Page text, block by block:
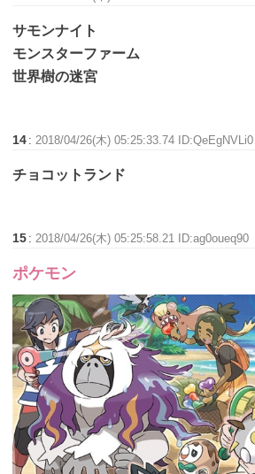
サモンナイト
モンスターファーム
世界樹の迷宮
14 : 2018/04/26(木) 05:25:33.74 ID:QeEgNVLi0
チョコットランド
15 : 2018/04/26(木) 05:25:58.21 ID:ag0oueq90
ポケモン